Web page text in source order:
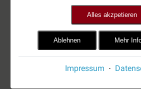
Alles akzpetieren
Ablehnen Mehr
Impressum ·